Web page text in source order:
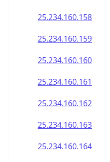
25.234.160.158
25.234.160.159
25.234.160.160
25.234.160.161
25.234.160.162
25.234.160.163
25.234.160.164